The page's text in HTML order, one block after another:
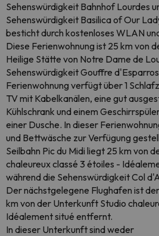
Sehenswürdigkeit Bahnhof Lourdes
Sehenswürdigkeit Basilica of Our
besticht durch kostenloses WLAN
Diese Ferienwohnung ist 25 km von
Heilige Stätte von Notre Dame de
Sehenswürdigkeit Gouffre
Ferienwohnung verfügt über 1
TV mit Kabelkanälen, eine gut
Kühlschrank und einem
einer Dusche. In dieser
und Bettwäsche zur Verfügung
Seilbahn Pic du Midi liegt 25 km von
chaleureux classé 3 étoiles -
während die Sehenswürdigkeit Col
Der nächstgelegene Flughafen ist
km von der Unterkunft Studio
Idéalement situé entfernt.
In dieser Unterkunft sind weder